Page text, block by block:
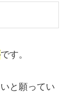
です。
と願ってい